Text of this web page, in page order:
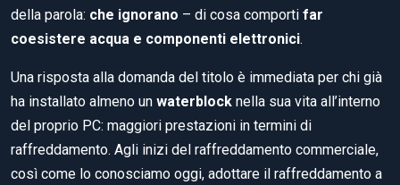
della parola: che ignorano – di cosa comporti far
coesistere acqua e componenti elettronici.
Una risposta alla domanda del titolo è immediata per chi già
ha installato almeno un waterblock nella sua vita all’interno
del proprio PC: maggiori prestazioni in termini di
raffreddamento. Agli inizi del raffreddamento commerciale,
così come lo conosciamo oggi, adottare il raffreddamento a